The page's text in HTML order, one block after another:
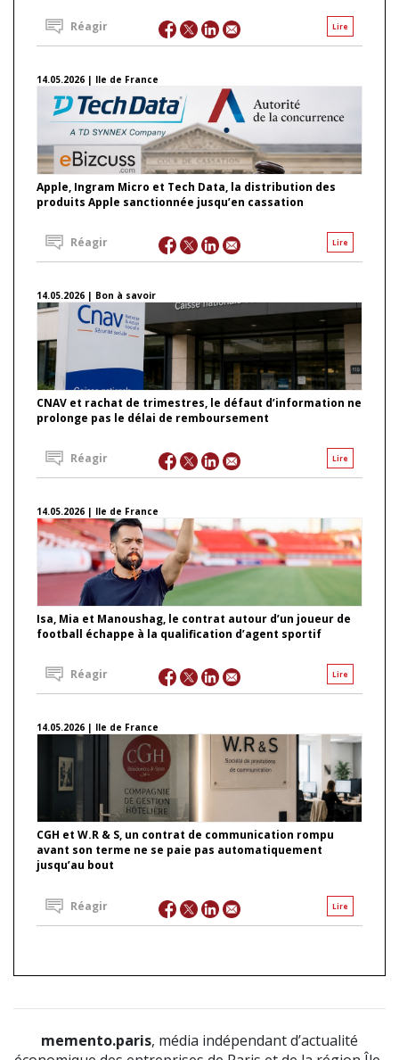
Lire
Réagir
14.05.2026 | Ile de France
Apple, Ingram Micro et Tech Data, la distribution des
produits Apple sanctionnée jusqu’en cassation
Lire
Réagir
14.05.2026 | Bon à savoir
CNAV et rachat de trimestres, le défaut d’information ne
prolonge pas le délai de remboursement
Lire
Réagir
14.05.2026 | Ile de France
Isa, Mia et Manoushag, le contrat autour d’un joueur de
football échappe à la qualification d’agent sportif
Lire
Réagir
14.05.2026 | Ile de France
CGH et W.R & S, un contrat de communication rompu
avant son terme ne se paie pas automatiquement
jusqu’au bout
Lire
Réagir
memento.paris, média indépendant d’actualité